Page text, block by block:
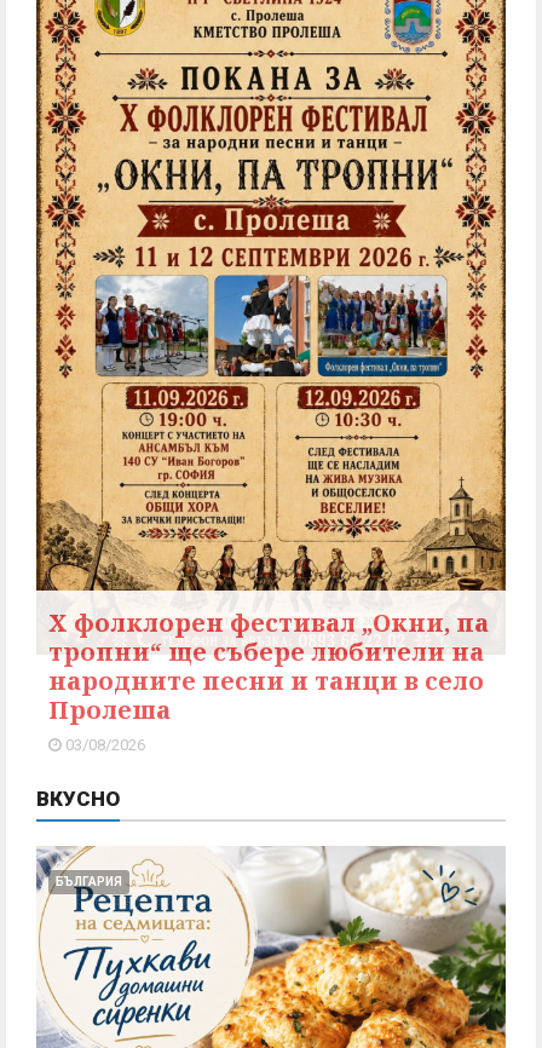
X фолклорен фестивал „Окни, па
тропни“ ще събере любители на
народните песни и танци в село
Пролеша
03/08/2026
ВКУСНО
БЪЛГАРИЯ